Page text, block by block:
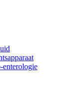
enterologie